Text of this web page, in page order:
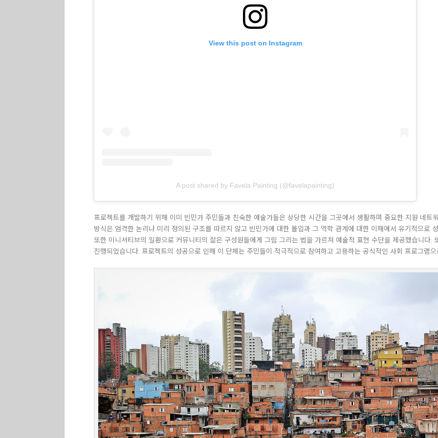
View this post on Instagram
A post shared by Favela Painting (@favelapainting)
프로젝트를 개발하기 위해 이미 빈민가 주민들과 친숙한 예술가들은 상당한 시간을 그곳에서 생활하며 중요한 지원 네트
방식은 엄격한 논리나 미리 정의된 구조를 따르지 않고 빈민가에 대한 몰입과 그 역학 관계에 대한 이해에서 유기적으로
또한 이니셔티브의 일환으로 커뮤니티의 젊은 구성원들에게 그림 그리는 법을 가르쳐 예술적 표현 수단을 제공했습니다.
진행되었습니다. 프로젝트의 성공으로 인해 이 단체는 주민들이 적극적으로 참여하고 고용하는 공식적인 사회 프로그램으